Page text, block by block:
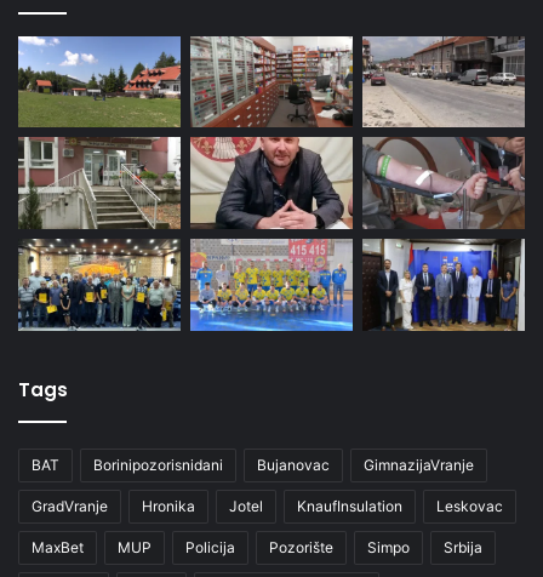
Tags
BAT Borinipozorisnidani Bujanovac GimnazijaVranje
GradVranje Hronika Jotel KnaufInsulation Leskovac
MaxBet MUP Policija Pozorište Simpo Srbija